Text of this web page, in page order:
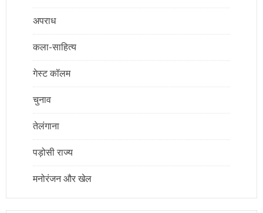
अपराध
कला-साहित्य
गेस्ट कॉलम
चुनाव
तेलंगाना
पड़ोसी राज्य
मनोरंजन और खेल